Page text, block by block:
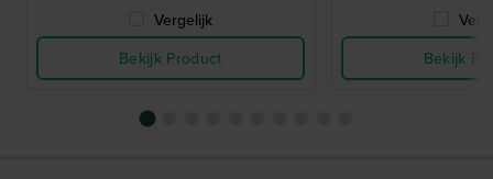
Vergelijk
Bekijk Product
Bekijk